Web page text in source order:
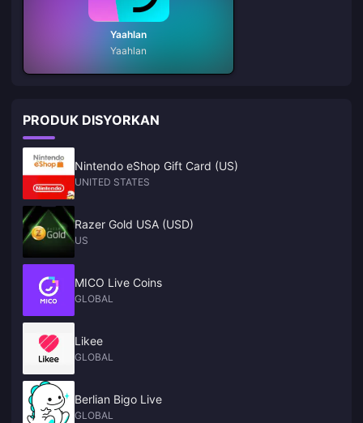
Yaahlan
Yaahlan
PRODUK DISYORKAN
Nintendo eShop Gift Card (US)
UNITED STATES
Razer Gold USA (USD)
US
MICO Live Coins
GLOBAL
Likee
GLOBAL
Berlian Bigo Live
GLOBAL